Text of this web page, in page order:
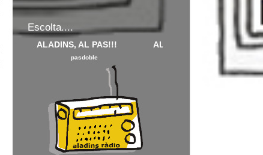
Escolta....
ALADINS, AL PAS!!! ALADINS
pasdoble marxa mora